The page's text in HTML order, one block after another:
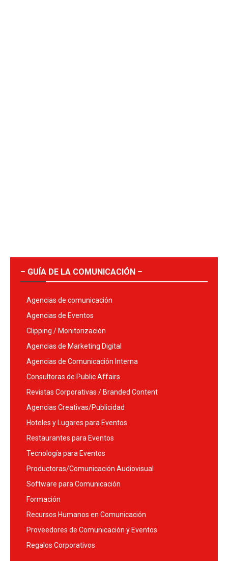
– GUÍA DE LA COMUNICACIÓN –
Agencias de comunicación
Agencias de Eventos
Clipping / Monitorización
Agencias de Marketing Digital
Agencias de Comunicación Interna
Consultoras de Public Affairs
Revistas Corporativas / Branded Content
Agencias Creativas/Publicidad
Hoteles y Lugares para Eventos
Restaurantes para Eventos
Tecnología para Eventos
Productoras/Comunicación Audiovisual
Software para Comunicación
Formación
Recursos Humanos en Comunicación
Proveedores de Comunicación y Eventos
Regalos Corporativos